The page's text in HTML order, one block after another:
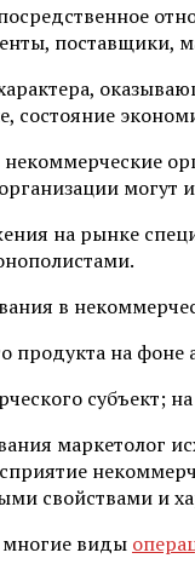
поставщики,
состояние
могут
на рынке
в
на фоне
субъект;
маркетолог
свойствами и
многие виды